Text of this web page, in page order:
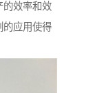
的效率和效
的应用使得